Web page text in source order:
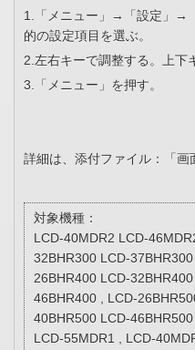
1.「メニュー」→「設定」→
的の設定項目を選ぶ。
2.左右キーで調整する。上下
3.「メニュー」を押す。
詳細は、添付ファイル：「画
対象機種：
LCD-40MDR2 LCD-
32BHR300 LCD-
26BHR400 LCD-
46BHR400 , LCD-
40BHR500 LCD-
LCD-55MDR1 , LCD-